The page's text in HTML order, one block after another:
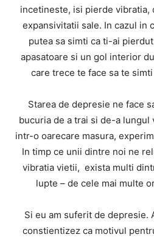
incetineste, isi pierde vibratia,
expansivitatii sale. In cazul in
putea sa simti ca ti-ai
apasatoare si un gol interior
care trece te face sa te
Starea de depresie ne face
bucuria de a trai si de-a
intr-o oarecare masura,
In timp ce unii dintre noi ne
vibratia vietii, exista multi
lupte – de cele mai multe
Si eu am suferit de depresie.
constientizez ca motivul